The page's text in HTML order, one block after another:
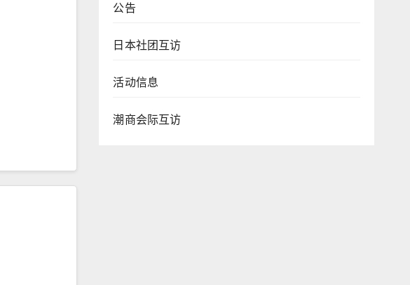
公告
日本社团互访
活动信息
潮商会际互访